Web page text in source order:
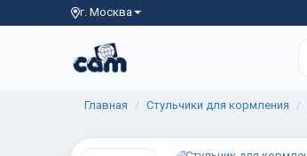
г. Москва
Главная Стульчики для кормления